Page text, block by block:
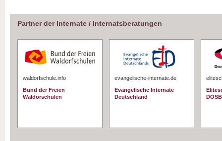
Partner der Internate / Internatsberatungen
waldorfschule.info
Bund der Freien
Waldorschulen
evangelische-internate.de
Evangelische Internate
Deutschland
DOSB